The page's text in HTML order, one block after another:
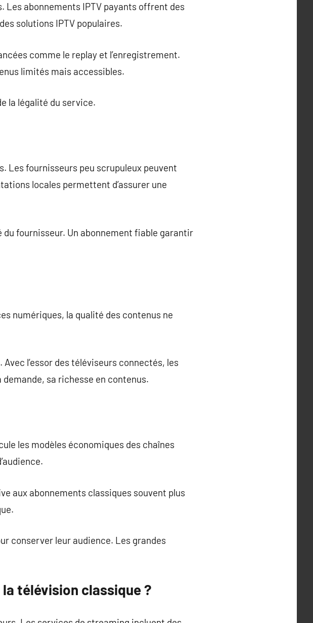
abonnements IPTV payants offrent des
solutions IPTV populaires.
comme le replay et l’enregistrement.
limités mais accessibles.
la légalité du service.
Les fournisseurs peu scrupuleux peuvent
locales permettent d’assurer une
fournisseur. Un abonnement fiable garantir
numériques, la qualité des contenus ne
l’essor des téléviseurs connectés, les
sa richesse en contenus.
les modèles économiques des chaînes
aux abonnements classiques souvent plus
conserver leur audience. Les grandes
télévision classique ?